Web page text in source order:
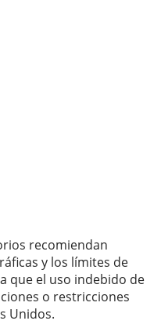
recomiendan
y los límites de
que el uso indebido de
o restricciones
Unidos.